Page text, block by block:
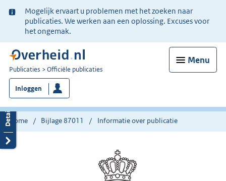
Ter
informatie:
Mogelijk ervaart u problemen met het zoeken naar
publicaties. We werken aan een oplossing. Excuses voor
het ongemak.
Menu
U
bent
nu
hier:
Publicaties Officiële publicaties
Inloggen
Home Bijlage 87011 Informatie over publicatie